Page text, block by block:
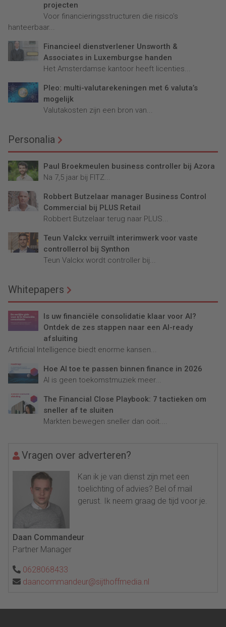
projecten
Voor financieringsstructuren die risico’s
hanteerbaar...
Financieel dienstverlener Unsworth &
Associates in Luxemburgse handen
Het Amsterdamse kantoor heeft licenties...
Pleo: multi-valutarekeningen met 6 valuta’s
mogelijk
Valutakosten zijn een bron van...
Personalia
Paul Broekmeulen business controller bij Azora
Na 7,5 jaar bij FITZ...
Robbert Butzelaar manager Business Control
Commercial bij PLUS Retail
Robbert Butzelaar terug naar PLUS...
Teun Valckx verruilt interimwerk voor vaste
controllerrol bij Synthon
Teun Valckx wordt controller bij...
Whitepapers
Is uw financiële consolidatie klaar voor AI?
Ontdek de zes stappen naar een AI-ready
afsluiting
Artificial Intelligence biedt enorme kansen...
Hoe AI toe te passen binnen finance in 2026
AI is geen toekomstmuziek meer...
The Financial Close Playbook: 7 tactieken om
sneller af te sluiten
Markten bewegen sneller dan ooit....
Vragen over adverteren?
Kan ik je van dienst zijn met een
toelichting of advies? Bel of mail
gerust. Ik neem graag de tijd voor je.
Daan Commandeur
Partner Manager
0628068433
daancommandeur@sijthoffmedia.nl